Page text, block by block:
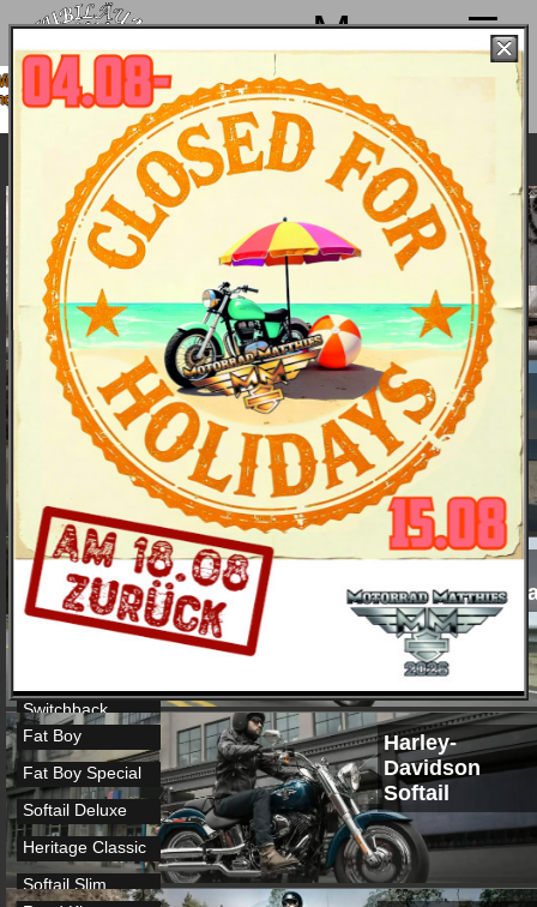
Menu
von 4. bis 15.08. Sommerpause
ab 18.08. wieder mit voller Power für
Euch da!
Harley-Davidson 2015 - die Bikes
Harley-
Davidson
Street XG 750
Bike und Bilder
Details
Daten
Farben & Preise
Harley-
Davidson
Sportster
XL 883 Roadster
XL 883
SuperLow
XL 1200 Custom
XL 1200 Custom
A
XL 1200 Custom
Seventy-Two
Super Low 1200
T
Harley-
Davidson
Street Bob
Low Rider
Wide Glide
Switchback
Harley-
Davidson
Softail
Fat Boy
Fat Boy Special
Softail Deluxe
Heritage Classic
Softail Slim